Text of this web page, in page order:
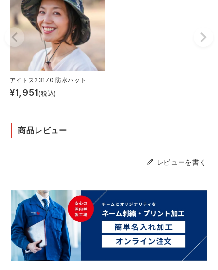
アイトス23170 防水ハット
¥1,951(税込)
商品レビュー
レビューを書く